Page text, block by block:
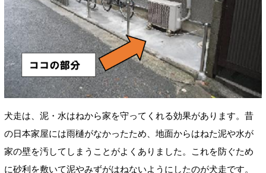
犬走は、泥・水はねから家を守ってくれる効果があります。昔
の日本家屋には雨樋がなかったため、地面からはねた泥や水が
家の壁を汚してしまうことがよくありました。これを防ぐため
に砂利を敷いて泥やみずがはねないようにしたのが犬走です。